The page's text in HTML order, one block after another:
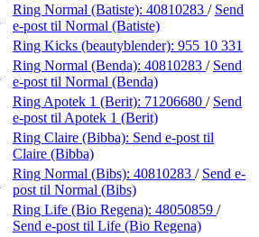
Ring Normal (Batiste): 40810283 / Send
e-post til Normal (Batiste)
Ring Kicks (beautyblender): 955 10 331
Ring Normal (Benda): 40810283 / Send
e-post til Normal (Benda)
Ring Apotek 1 (Berit): 71206680 / Send
e-post til Apotek 1 (Berit)
Ring Claire (Bibba): Send e-post til
Claire (Bibba)
Ring Normal (Bibs): 40810283 / Send e-
post til Normal (Bibs)
Ring Life (Bio Regena): 48050859 /
Send e-post til Life (Bio Regena)